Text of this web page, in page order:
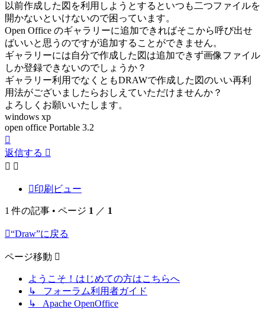
以前作成した図を利用しようとするといつも二つファイルを
開かないといけないので困っています。
Open Office のギャラリーに追加できればそこから呼び出せ
ばいいと思うのですが追加することができません。
ギャラリーには自分で作成した図は追加できず画像ファイル
しか登録できないのでしょうか？
ギャラリー利用でなくともDRAWで作成した図のいい再利
用法がございましたらおしえていただけませんか？
よろしくお願いいたします。
windows xp
open office Portable 3.2
ー
ジ
ッ
返信する
印刷ビュー
1 件の記事 • ページ 1 ／ 1
“Draw”に戻る
ページ移動
ようこそ！はじめての方はこちらへ
↳ フォーラム利用者ガイド
↳ Apache OpenOffice